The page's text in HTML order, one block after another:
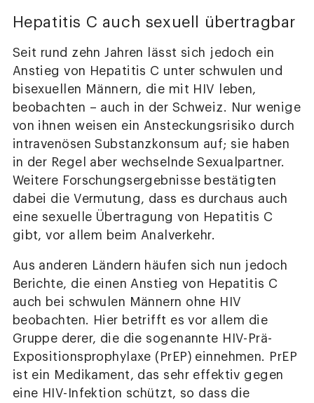
Hepatitis C auch sexuell übertragbar
Seit rund zehn Jahren lässt sich jedoch ein
Anstieg von Hepatitis C unter schwulen und
bisexuellen Männern, die mit HIV leben,
beobachten – auch in der Schweiz. Nur wenige
von ihnen weisen ein Ansteckungsrisiko durch
intravenösen Substanzkonsum auf; sie haben
in der Regel aber wechselnde Sexualpartner.
Weitere Forschungsergebnisse bestätigten
dabei die Vermutung, dass es durchaus auch
eine sexuelle Übertragung von Hepatitis C
gibt, vor allem beim Analverkehr.
Aus anderen Ländern häufen sich nun jedoch
Berichte, die einen Anstieg von Hepatitis C
auch bei schwulen Männern ohne HIV
beobachten. Hier betrifft es vor allem die
Gruppe derer, die die sogenannte HIV-Prä-
Expositionsprophylaxe (PrEP) einnehmen. PrEP
ist ein Medikament, das sehr effektiv gegen
eine HIV-Infektion schützt, so dass die